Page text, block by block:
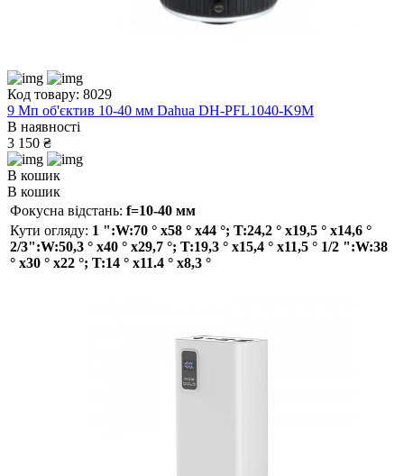
Код товару: 8029
9 Мп об'єктив 10-40 мм Dahua DH-PFL1040-K9M
В наявності
3 150 ₴
В кошик
В кошик
Фокусна відстань: f=10-40 мм
Кути огляду: 1 ":W:70 ° x58 ° x44 °; T:24,2 ° x19,5 ° x14,6 °
2/3":W:50,3 ° x40 ° x29,7 °; T:19,3 ° x15,4 ° x11,5 ° 1/2 ":W:38
° x30 ° x22 °; T:14 ° x11.4 ° x8,3 °